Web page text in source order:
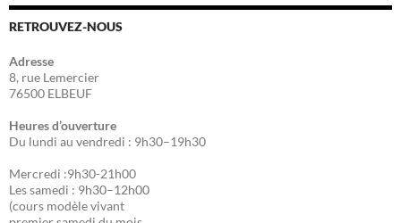
RETROUVEZ-NOUS
Adresse
8, rue Lemercier
76500 ELBEUF
Heures d’ouverture
Du lundi au vendredi : 9h30–19h30
Mercredi :9h30-21h00
Les samedi : 9h30–12h00
(cours modèle vivant